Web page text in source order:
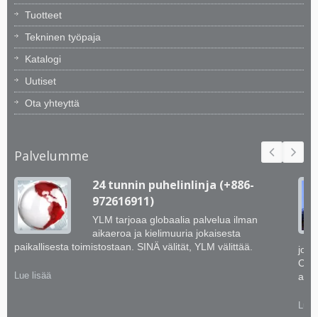
Tuotteet
Tekninen työpaja
Katalogi
Uutiset
Ota yhteyttä
Palvelumme
24 tunnin puhelinlinja (+886-
972616911)
YLM tarjoaa globaalia palvelua ilman
aikaeroa ja kielimuuria jokaisesta
paikallisesta toimistostaan. SINÄ välität, YLM välittää.
Lue lisää
Lue